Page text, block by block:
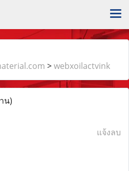
>webxoilactvink
น)
แจ้งลบ